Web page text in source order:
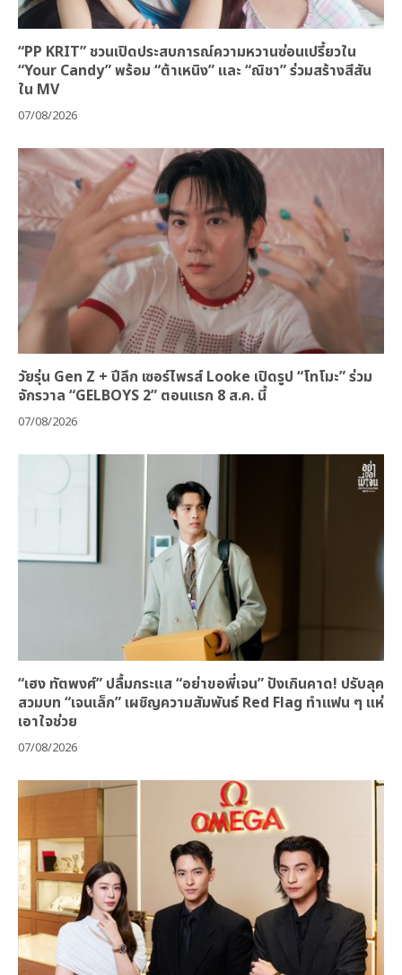
“PP KRIT” ชวนเปิดประสบการณ์ความหวานซ่อนเปรี้ยวใน
“Your Candy” พร้อม “ต้าเหนิง” และ “ณิชา” ร่วมสร้างสีสัน
ใน MV
07/08/2026
วัยรุ่น Gen Z + ปีลึก เซอร์ไพรส์ Looke เปิดรูป “โทโมะ” ร่วม
จักรวาล “GELBOYS 2” ตอนแรก 8 ส.ค. นี้
07/08/2026
“เฮง ทัตพงศ์” ปลื้มกระแส “อย่าขอพี่เจน” ปังเกินคาด! ปรับลุค
สวมบท “เจนเล็ก” เผชิญความสัมพันธ์ Red Flag ทำแฟน ๆ แห่
เอาใจช่วย
07/08/2026